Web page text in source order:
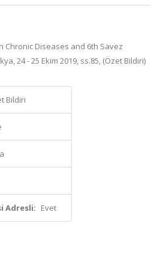
Diseases and 6th Savez
24 - 25 Ekim 2019, ss.85, (Özet Bildiri)
Bildiri
Adresli: Evet